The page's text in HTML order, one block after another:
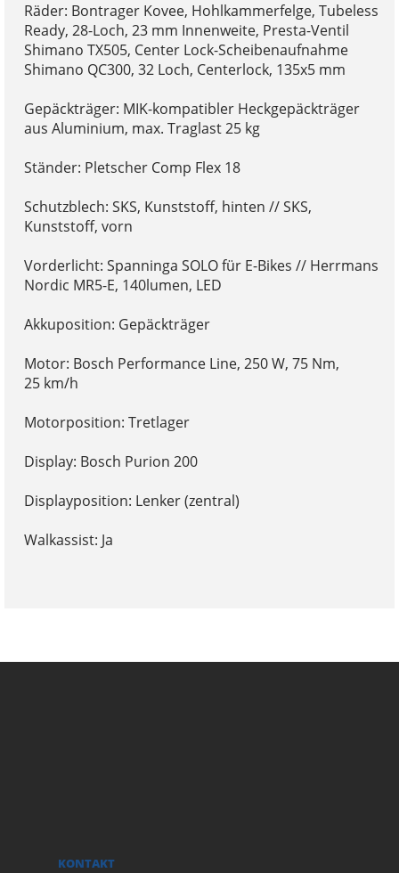
Räder: Bontrager Kovee, Hohlkammerfelge, Tubeless
Ready, 28-Loch, 23 mm Innenweite, Presta-Ventil
Shimano TX505, Center Lock-Scheibenaufnahme
Shimano QC300, 32 Loch, Centerlock, 135x5 mm
Gepäckträger: MIK-kompatibler Heckgepäckträger
aus Aluminium, max. Traglast 25 kg
Ständer: Pletscher Comp Flex 18
Schutzblech: SKS, Kunststoff, hinten // SKS,
Kunststoff, vorn
Vorderlicht: Spanninga SOLO für E-Bikes // Herrmans
Nordic MR5-E, 140lumen, LED
Akkuposition: Gepäckträger
Motor: Bosch Performance Line, 250 W, 75 Nm,
25 km/h
Motorposition: Tretlager
Display: Bosch Purion 200
Displayposition: Lenker (zentral)
Walkassist: Ja
KONTAKT